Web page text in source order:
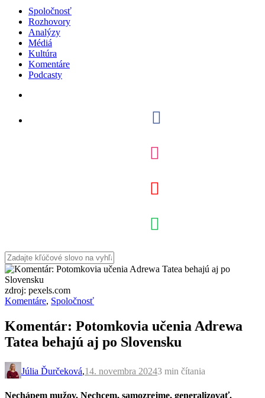
Spoločnosť
Rozhovory
Analýzy
Médiá
Kultúra
Komentáre
Podcasty
zdroj: pexels.com
Komentáre, Spoločnosť
Komentár: Potomkovia učenia Adrewa
Tatea behajú aj po Slovensku
Júlia Ďurčeková,14. novembra 20243 min čítania
Nechápem mužov. Nechcem, samozrejme, generalizovať.